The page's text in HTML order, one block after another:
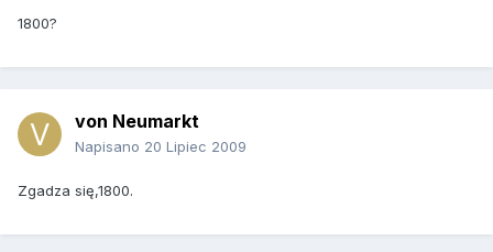
1800?
von Neumarkt
Napisano 20 Lipiec 2009
Zgadza się,1800.